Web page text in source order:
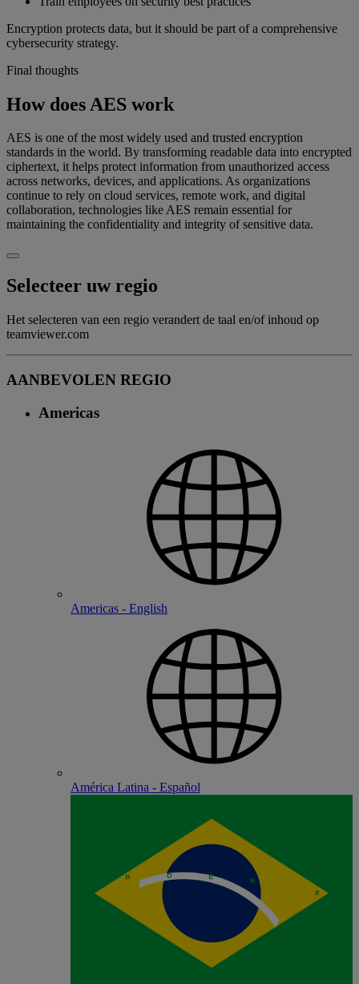
Encryption protects data, but it should be part of a comprehensive
cybersecurity strategy.
Final thoughts
How does AES work
AES is one of the most widely used and trusted encryption
standards in the world. By transforming readable data into encrypted
ciphertext, it helps protect information from unauthorized access
across networks, devices, and applications. As organizations
continue to rely on cloud services, remote work, and digital
collaboration, technologies like AES remain essential for
maintaining the confidentiality and integrity of sensitive data.
Selecteer uw regio
Het selecteren van een regio verandert de taal en/of inhoud op
teamviewer.com
AANBEVOLEN REGIO
Americas
Americas - English
América Latina - Español